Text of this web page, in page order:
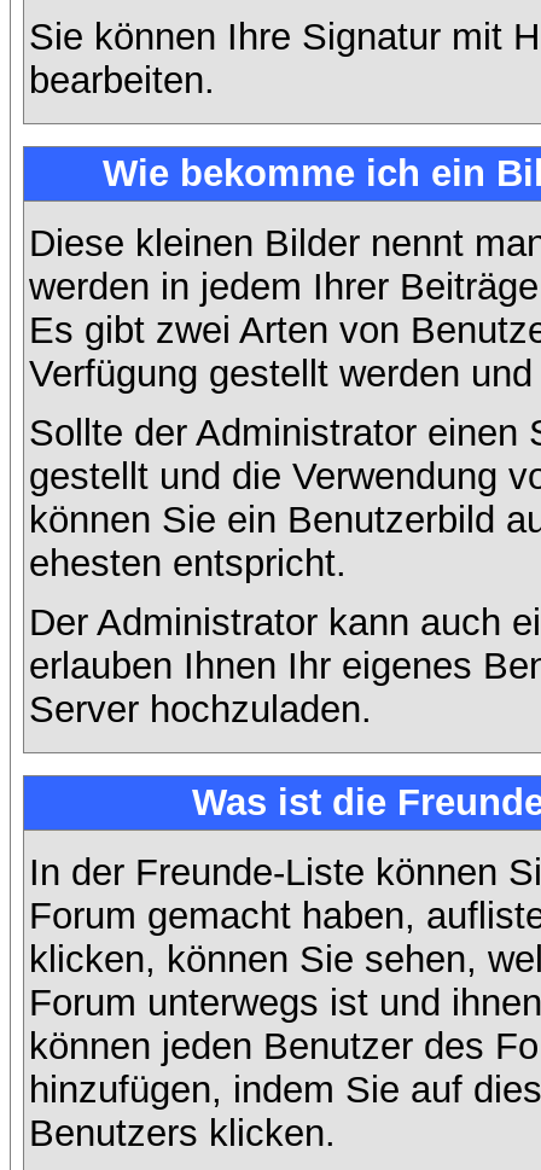
Sie können Ihre Signatur mit
bearbeiten.
Wie bekomme ich ein
Diese kleinen Bilder nennt
werden in jedem Ihrer
Es gibt zwei Arten von
Verfügung gestellt werden
Sollte der Administrator einen
gestellt und die Verwendung
können Sie ein Benutzerbild
ehesten entspricht.
Der Administrator kann auch
erlauben Ihnen Ihr eigenes
Server hochzuladen.
Was ist die
In der Freunde-Liste können
Forum gemacht haben,
klicken, können Sie sehen,
Forum unterwegs ist und
können jeden Benutzer des
hinzufügen, indem Sie auf
Benutzers klicken.